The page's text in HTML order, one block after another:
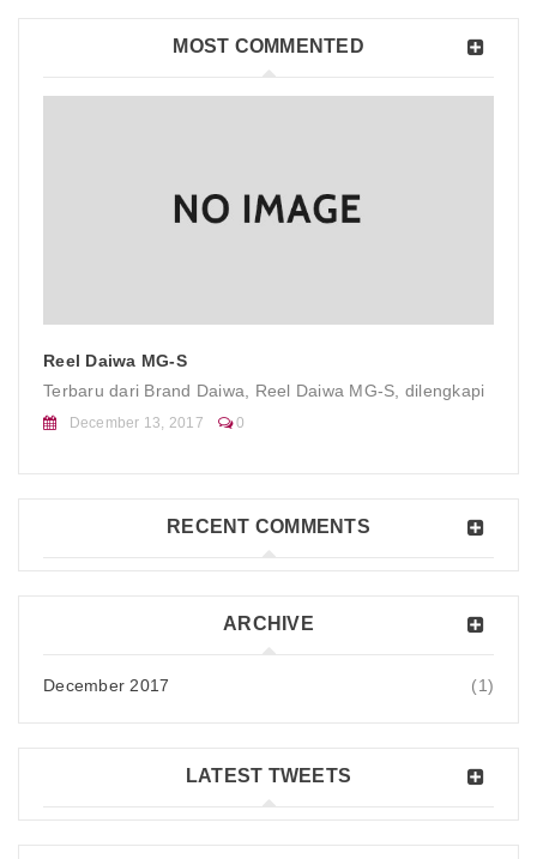
MOST COMMENTED
Reel Daiwa MG-S
Terbaru dari Brand Daiwa, Reel Daiwa MG-S, dilengkapi
December 13, 2017 0
RECENT COMMENTS
ARCHIVE
December 2017 (1)
LATEST TWEETS